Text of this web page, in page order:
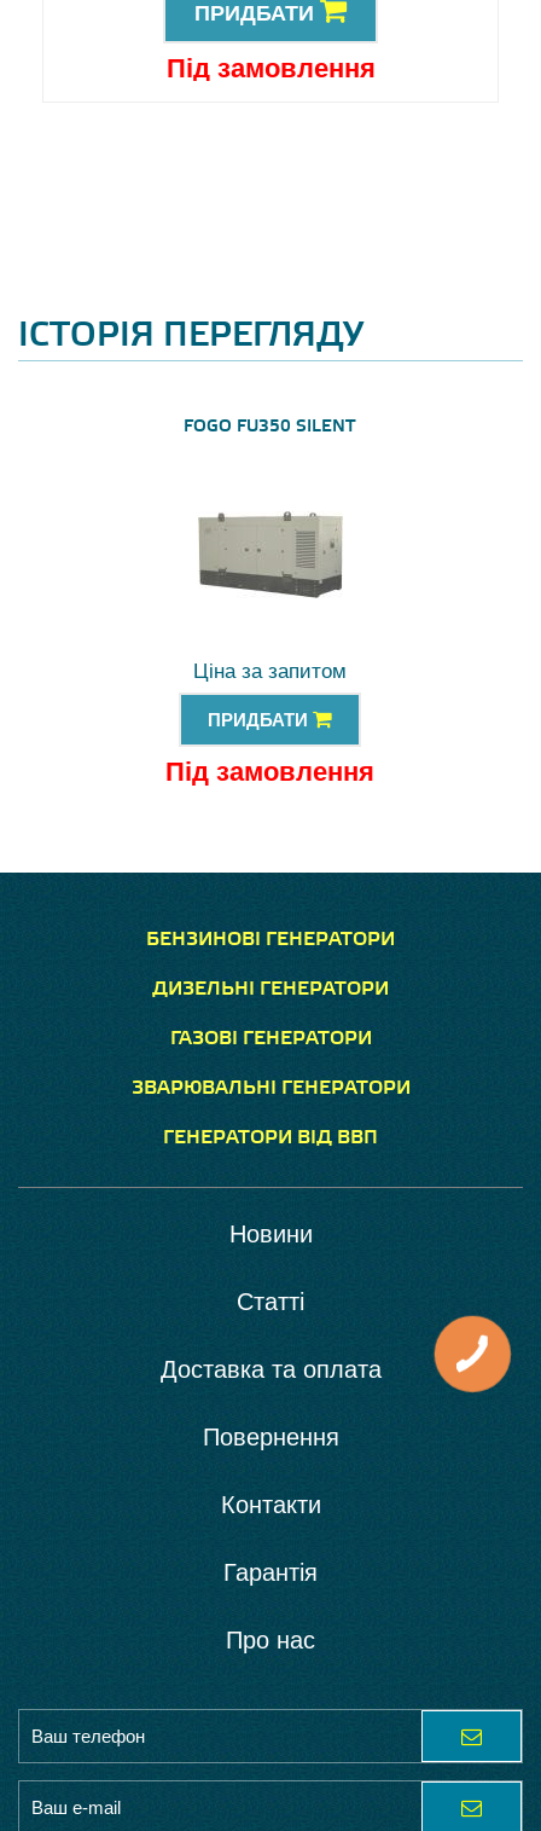
ПРИДБАТИ
Під замовлення
ІСТОРІЯ ПЕРЕГЛЯДУ
FOGO FU350 SILENT
Ціна за запитом
ПРИДБАТИ
Під замовлення
БЕНЗИНОВІ ГЕНЕРАТОРИ
ДИЗЕЛЬНІ ГЕНЕРАТОРИ
ГАЗОВІ ГЕНЕРАТОРИ
ЗВАРЮВАЛЬНІ ГЕНЕРАТОРИ
ГЕНЕРАТОРИ ВІД ВВП
Новини
Статті
Доставка та оплата
Повернення
Контакти
Гарантія
Про нас